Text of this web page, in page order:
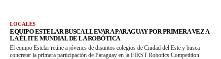
LOCALES
EQUIPO ESTELAR BUSCA LLEVAR A PARAGUAY POR PRIMERA VEZ A
LA ÉLITE MUNDIAL DE LA ROBÓTICA
El equipo Estelar reúne a jóvenes de distintos colegios de Ciudad del Este y busca
concretar la primera participación de Paraguay en la FIRST Robotics Competition.